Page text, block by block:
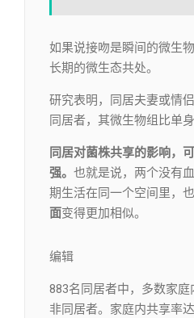
如果说接吻是瞬间的微生
长期的微生态共处。
研究表明，同居夫妻或情
同居者，其微生物组比单
同居对菌株共享的影响，
强。 也就是说，两个没有
期生活在同一个空间里，
面变得更加相似。
编辑​
883名同居者中，多数家
非同居者。家庭内共享率达